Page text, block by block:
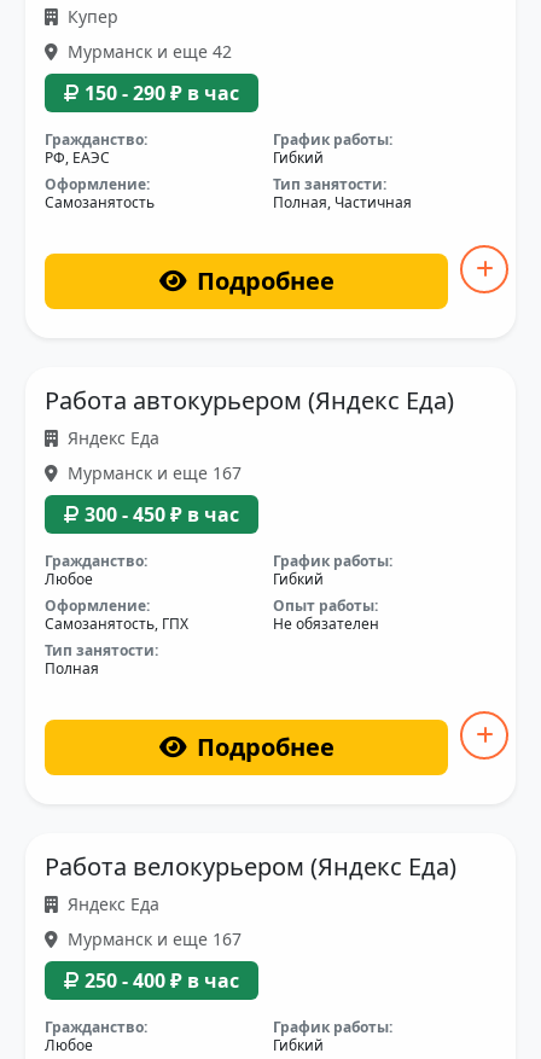
Купер
Мурманск и еще 42
150 - 290 ₽ в час
Гражданство:
РФ, ЕАЭС
График работы:
Гибкий
Оформление:
Самозанятость
Тип занятости:
Полная, Частичная
Подробнее
Работа автокурьером (Яндекс Еда)
Яндекс Еда
Мурманск и еще 167
300 - 450 ₽ в час
Гражданство:
Любое
График работы:
Гибкий
Оформление:
Самозанятость, ГПХ
Опыт работы:
Не обязателен
Тип занятости:
Полная
Подробнее
Работа велокурьером (Яндекс Еда)
Яндекс Еда
Мурманск и еще 167
250 - 400 ₽ в час
Гражданство:
Любое
График работы:
Гибкий